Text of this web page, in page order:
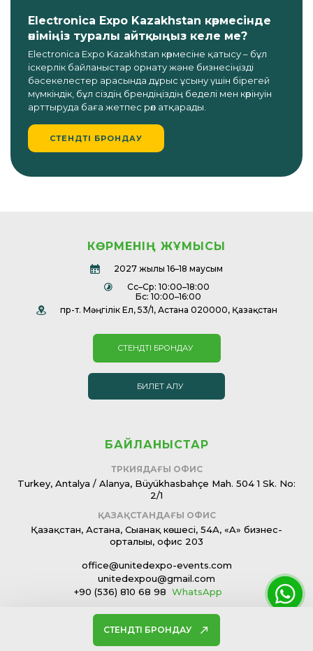
Electronica Expo Kazakhstan көрмесінде
өніміңіз туралы айтқыңыз келе ме?
Electronica Expo Kazakhstan көрмесіне қатысу – бұл
іскерлік байланыстар орнату және бизнесіңізді
бәсекелестер арасында дұрыс ұсыну үшін бірегей
мүмкіндік, бұл сіздің брендіңіздің беделі мен көрінуін
арттыруда баға жетпес рөл атқарады.
СТЕНДТІ БРОНДАУ
СТЕНДТІ БРОНДАУ
КӨРМЕНІҢ ЖҰМЫСЫ
2027 жылғы 16–18 маусым
Сс–Ср: 10:00–18:00
Бс: 10:00–16:00
пр-т. Мәңгілік Ел, 53/1, Астана 020000, Қазақстан
СТЕНДТІ БРОНДАУ
БИЛЕТ АЛУ
БАЙЛАНЫСТАР
ТҮРКИЯДАҒЫ ОФИС
Turkey, Antalya / Alanya, Büyükhasbahçe Mah. 504 1 Sk. No:
2/1
ҚАЗАҚСТАНДАҒЫ ОФИС
Қазақстан, Астана, Сығанақ көшесі, 54А, «A» бизнес-
орталығы, офис 203
office@unitedexpo-events.com
unitedexpou@gmail.com
+90 (536) 810 68 98 WhatsApp
© 2026, Electronica-expo.com. Все права защищены.